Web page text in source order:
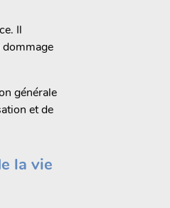
Il
générale
et de
la vie